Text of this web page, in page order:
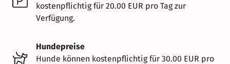
kostenpflichtig für 20.00 EUR pro Tag zur
Verfügung.
Hundepreise
Hunde können kostenpflichtig für 30.00 EUR pro